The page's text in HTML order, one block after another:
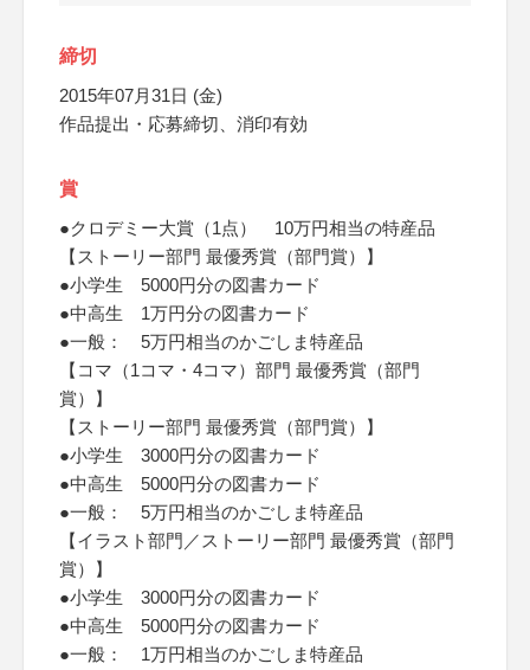
締切
2015年07月31日 (金)
作品提出・応募締切、消印有効
賞
●クロデミー大賞（1点） 10万円相当の特産品
【ストーリー部門 最優秀賞（部門賞）】
●小学生 5000円分の図書カード
●中高生 1万円分の図書カード
●一般： 5万円相当のかごしま特産品
【コマ（1コマ・4コマ）部門 最優秀賞（部門
賞）】
【ストーリー部門 最優秀賞（部門賞）】
●小学生 3000円分の図書カード
●中高生 5000円分の図書カード
●一般： 5万円相当のかごしま特産品
【イラスト部門／ストーリー部門 最優秀賞（部門
賞）】
●小学生 3000円分の図書カード
●中高生 5000円分の図書カード
●一般： 1万円相当のかごしま特産品